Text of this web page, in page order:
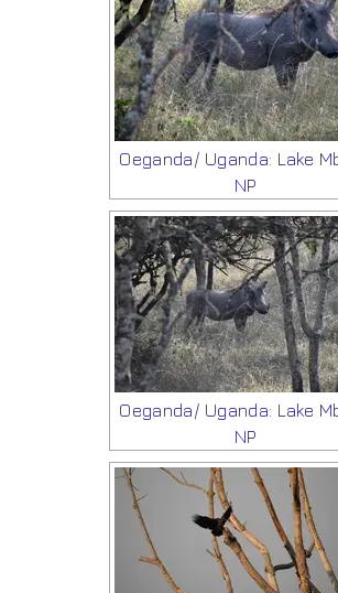
Oeganda/ Uganda: Lake
NP
Oeganda/ Uganda: Lake
NP